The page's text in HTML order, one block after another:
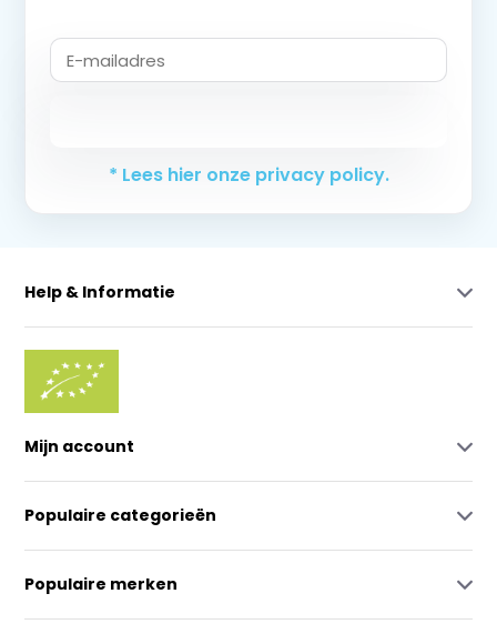
* Lees hier onze privacy policy.
Help & Informatie
Mijn account
Populaire categorieën
Populaire merken